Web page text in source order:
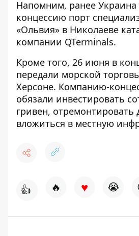
Напомним, ранее Украина
концессию порт
«Ольвия» в Николаеве
компании QTerminals.
Кроме того, 26 июня в
передали морской
Херсоне. Компанию-
обязали инвестировать
гривен, отремонтировать
вложиться в местную
👍 🔥 ♥ 😭